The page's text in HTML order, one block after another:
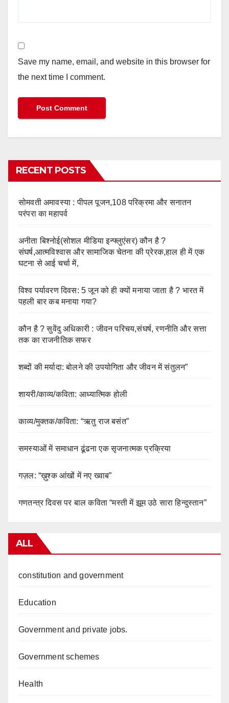
Save my name, email, and website in this browser for
the next time I comment.
RECENT POSTS
सोमवती अमावस्या : पीपल पूजन,108 परिक्रमा और सनातन
परंपरा का महापर्व
अनीता बिश्नोई(सोशल मीडिया इन्फ्लुएंसर) कौन है ?
संघर्ष,आत्मविश्वास और सामाजिक चेतना की प्रेरक,हाल ही में एक
घटना से आई चर्चा में,
विश्व पर्यावरण दिवस: 5 जून को ही क्यों मनाया जाता है ? भारत में
पहली बार कब मनाया गया?
कौन है ? सुवेंदु अधिकारी : जीवन परिचय,संघर्ष, रणनीति और सत्ता
तक का राजनीतिक सफर
शब्दों की मर्यादा: बोलने की उपयोगिता और जीवन में संतुलन”
शायरी/काव्य/कविता: आध्यात्मिक होली
काव्य/मुक्तक/कविता: “ऋतु राज बसंत”
समस्याओं में समाधान ढूंढना एक सृजनात्मक प्रक्रिया
गज़ल: “ख़ुश्क आंखों में नए ख्वाब”
गणतन्त्र दिवस पर बाल कविता “मस्ती में झूम उठे सारा हिन्दुस्तान”
ALL
constitution and government
Education
Government and private jobs.
Government schemes
Health